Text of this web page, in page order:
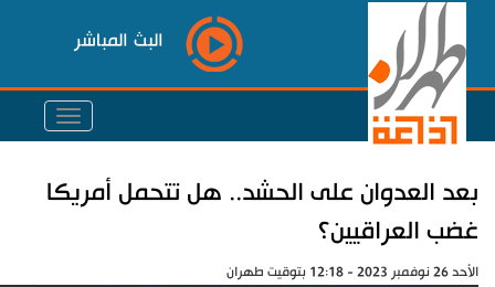
البث المباشر
بعد العدوان على الحشد.. هل تتحمل أمريكا
غضب العراقيين؟
الأحد 26 نوفمبر 2023 - 12:18 بتوقيت طهران